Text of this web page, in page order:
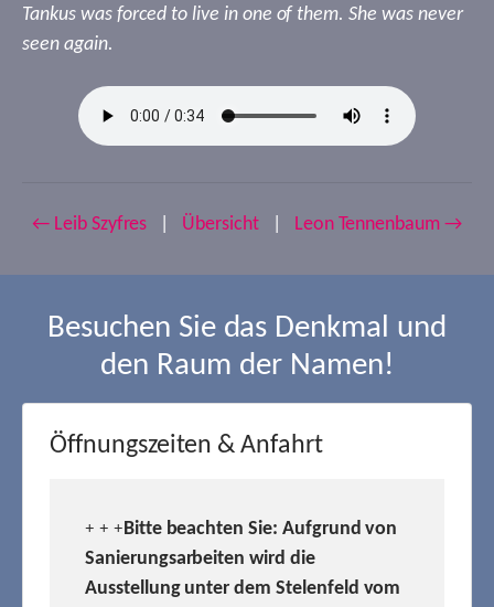
Tankus was forced to live in one of them. She was never
seen again.
← Leib Szyfres Übersicht Leon Tennenbaum →
Besuchen Sie das Denkmal und
den Raum der Namen!
Öffnungszeiten & Anfahrt
+ + +Bitte beachten Sie: Aufgrund von
Sanierungsarbeiten wird die
Ausstellung unter dem Stelenfeld vom